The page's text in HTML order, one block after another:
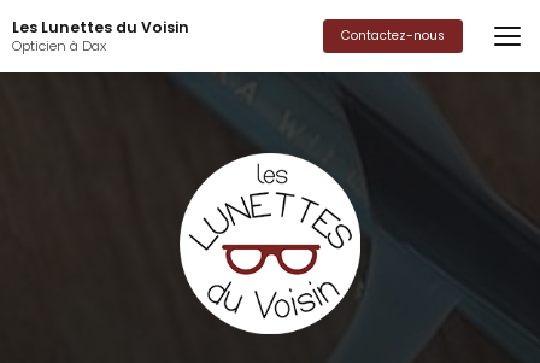
au
contenu
principal
Les Lunettes du Voisin
Opticien à Dax Contactez-nous